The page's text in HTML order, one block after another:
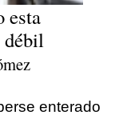
esta
débil
enterado